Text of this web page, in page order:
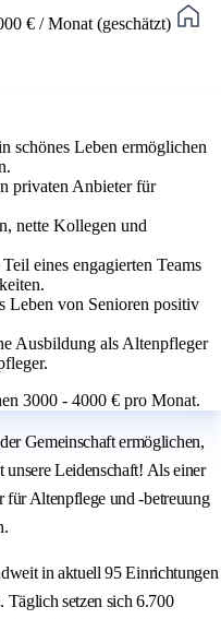
€ / Monat (geschätzt)
schönes Leben ermöglichen
privaten Anbieter für
nette Kollegen und
eines engagierten Teams
Leben von Senioren positiv
Ausbildung als Altenpfleger
3000 - 4000 € pro Monat.
Gemeinschaft ermöglichen,
unsere Leidenschaft! Als einer
für Altenpflege und -betreuung
in aktuell 95 Einrichtungen
Täglich setzen sich 6.700